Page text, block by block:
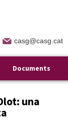
casg@casg.cat
Documents
una